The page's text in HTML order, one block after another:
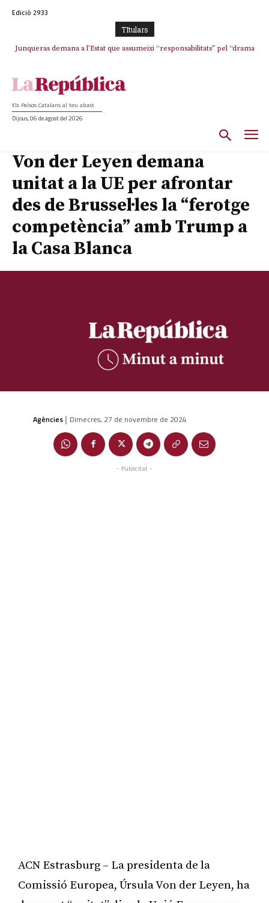
Edició 2933
TItulars
Junqueras demana a l’Estat que assumeixi “responsabilitats” pel “drama
Els Països Catalans al teu abast
Dijous, 06 de agost del 2026
Von der Leyen demana
unitat a la UE per afrontar
des de Brussel·les la “ferotge
competència” amb Trump a
la Casa Blanca
Agències | Dimecres, 27 de novembre de 2024
- Publicitat -
ACN Estrasburg – La presidenta de la
Comissió Europea, Úrsula Von der Leyen, ha